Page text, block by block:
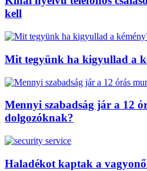
kell
Mit tegyünk ha kigyullad a
Mennyi szabadság jár a 12
dolgozóknak?
Haladékot kaptak a